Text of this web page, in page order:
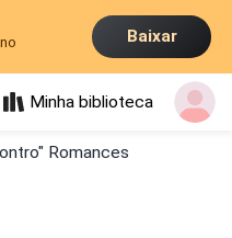
Baixar
Minha biblioteca
Romances